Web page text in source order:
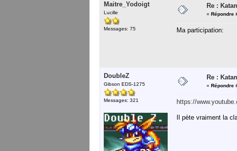
Maitre_Yodoigt
Lucille
Messages: 75
Re :
« Répondre
Ma participation:
DoubleZ
Gibson EDS-1275
Messages: 321
Re :
« Répondre
https://
Il pète vraiment la